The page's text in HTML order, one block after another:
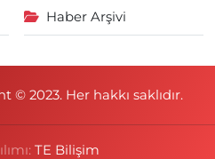
Haber Arşivi
© 2023. Her hakkı saklıdır.
TE Bilişim